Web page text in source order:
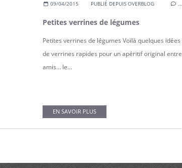
09/04/2015 PUBLIÉ DEPUIS OVERBLOG …
Petites verrines de légumes
Petites verrines de légumes Voilà quelques idées
de verrines rapides pour un apéritif original entre
amis... le...
EN SAVOIR PLUS